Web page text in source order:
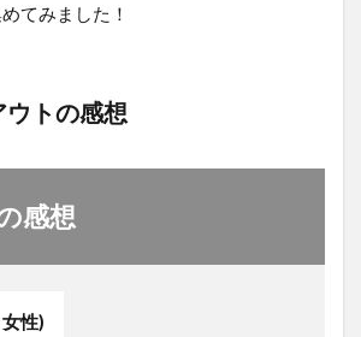
てみました！
トの感想
感想
性)